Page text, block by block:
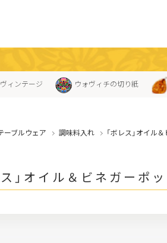
ィンテージ ウォヴィチの切り紙
ーブルウェア 調味料入れ 「ボレス」オイル
ス」オイル＆ビネガーポッ